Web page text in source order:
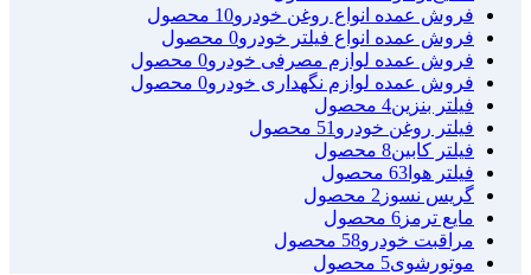
فروش عمده انواع روغن خودرو10 محصول
فروش عمده انواع فیلتر خودرو0 محصول
فروش عمده لوازم مصرفی خودرو0 محصول
فروش عمده لوازم نگهداری خودرو0 محصول
فیلتر بنزین4 محصول
فیلتر روغن خودرو 51 محصول
فیلتر کابین8 محصول
فیلتر هوا 63 محصول
گریس نسوز 2 محصول
مایع ترمز 6 محصول
مراقبت خودرو58 محصول
موتورشوی5 محصول